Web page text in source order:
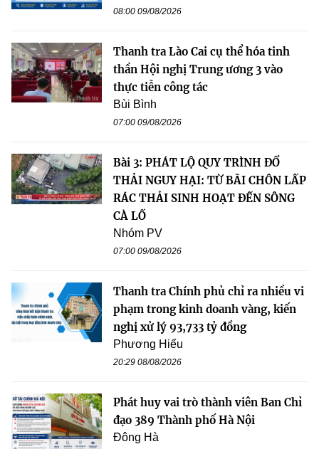
08:00 09/08/2026
Thanh tra Lào Cai cụ thể hóa tinh
thần Hội nghị Trung ương 3 vào
thực tiễn công tác
Bùi Bình
07:00 09/08/2026
Bài 3: PHÁT LỘ QUY TRÌNH ĐỔ
THẢI NGUY HẠI: TỪ BÃI CHÔN LẤP
RÁC THẢI SINH HOẠT ĐẾN SÔNG
CÀ LỒ
Nhóm PV
07:00 09/08/2026
Thanh tra Chính phủ chỉ ra nhiều vi
phạm trong kinh doanh vàng, kiến
nghị xử lý 93,733 tỷ đồng
Phương Hiếu
20:29 08/08/2026
Phát huy vai trò thành viên Ban Chỉ
đạo 389 Thành phố Hà Nội
Đông Hà